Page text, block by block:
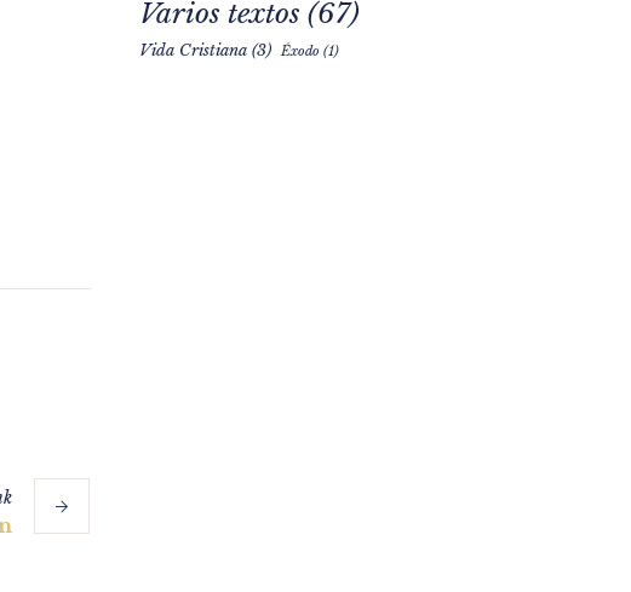
Varios textos (67)
Vida Cristiana(3) Éxodo (1)